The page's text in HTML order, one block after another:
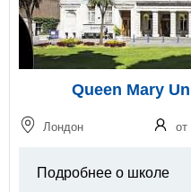
Queen Mary
Лондон от
Подробнее о школе